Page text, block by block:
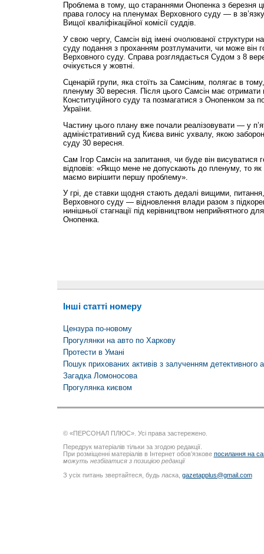
Проблема в тому, що стараннями Онопенка з березня
права голосу на пленумах Верховного суду — в
Вищої кваліфікаційної комісії суддів.
У свою чергу, Самсін від імені очолюваної структури
суду подання з проханням розтлумачити, чи може він
Верховного суду. Справа розглядається Судом з 8
очікується у жовтні.
Сценарій групи, яка стоїть за Самсіним, полягає в
пленуму 30 вересня. Після цього Самсін має отримати
Конституційного суду та позмагатися з Онопенком за
України.
Частину цього плану вже почали реалізовувати — у
адміністративний суд Києва виніс ухвалу, якою
суду 30 вересня.
Сам Ігор Самсін на запитання, чи буде він висуватися
відповів: «Якщо мене не допускають до пленуму, то
маємо вирішити першу проблему».
У грі, де ставки щодня стають дедалі вищими,
Верховного суду — відновлення влади разом з
нинішньої стагнації під керівництвом неприйнятного
Онопенка.
Інші статті номеру
Цензура по-новому
Прогулянки на авто по Харкову
Протести в Умані
Пошук прихованих активів з залученням детективного
Загадка Ломоносова
Прогулянка києвом
© «ПЕРСОНАЛ ПЛЮС». Усі права застережено.
Передрук матеріалів тільки за згодою редакції.
При розміщенні матеріалів в Інтернет обов’язкове посилання на
можуть незбігатися з позицією редакції
З усіх питань звертайтеся, будь ласка, gazetapplus@gmail.com